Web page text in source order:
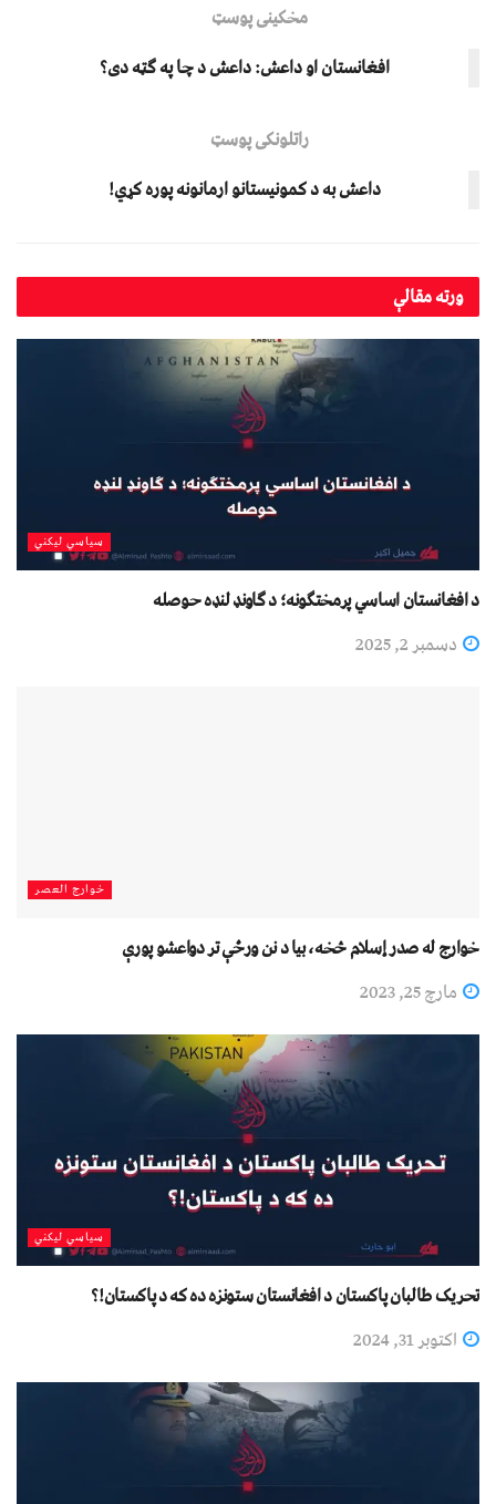
مخکینی پوسټ
افغانستان او داعش: داعش د چا په ګټه دی؟
راتلونکی پوسټ
داعش به د کمونیستانو ارمانونه پوره کړي!
ورتهمقالې
سیاسي لیکني
د افغانستان اساسي پرمختګونه؛ د ګاونډ لنډه حوصله
دسمبر 2, 2025
خوارج العصر
خوارج له صدر إسلام څخه، بیا د نن ورځې تر دواعشو پورې
مارچ 25, 2023
سیاسي لیکني
تحريک طالبان پاکستان د افغانستان ستونزه ده که د پاکستان!؟
اکتوبر 31, 2024